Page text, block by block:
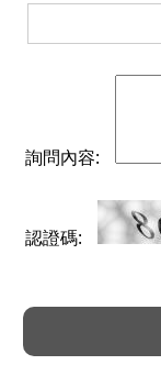
詢問內容:
認證碼: